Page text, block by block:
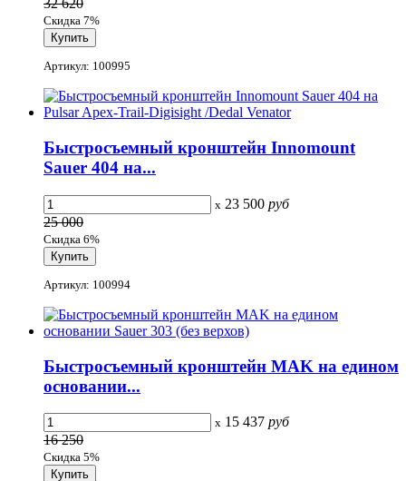
Скидка 7%
Артикул: 100995
Быстросъемный кронштейн Innomount
Sauer 404 на...
x 23 500 руб
25 000
Скидка 6%
Артикул: 100994
Быстросъемный кронштейн MAK на едином
основании...
x 15 437 руб
16 250
Скидка 5%